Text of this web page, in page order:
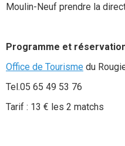
Moulin-Neuf prendre la
Programme et
Office de Tourisme du
Tel.05 65 49 53 76
Tarif : 13 € les 2 matchs